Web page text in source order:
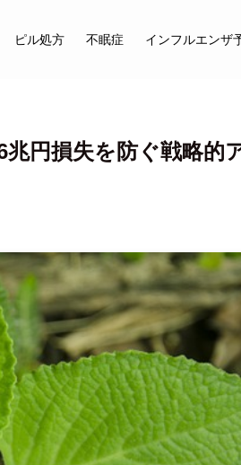
ピル処方 不眠症 インフルエンザ
円損失を防ぐ戦略的